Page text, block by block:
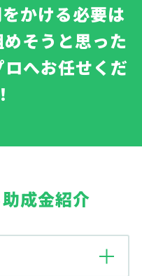
かける必要は
そうと思った
へお任せくだ
成金紹介